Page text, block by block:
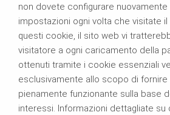
non dovete configurare
impostazioni ogni volta che visitate
questi cookie, il sito web vi
visitatore a ogni caricamento della
ottenuti tramite i cookie essenziali
esclusivamente allo scopo di fornire
pienamente funzionante sulla base
interessi. Informazioni dettagliate su